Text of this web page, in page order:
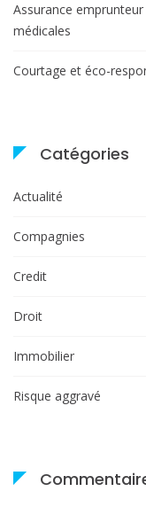
Assurance
médicales
Courtage et éco-
Catégories
Actualité
Compagnies
Credit
Droit
Immobilier
Risque aggravé